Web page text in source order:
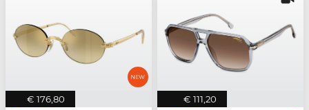
€ 176,80 € 111,20